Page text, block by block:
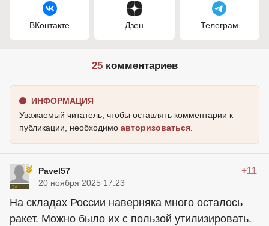
ВКонтакте Дзен Телеграм
25комментариев
ИНФОРМАЦИЯ
Уважаемый читатель, чтобы оставлять комментарии к
публикации, необходимо авторизоваться
Pavel57 +11
20 ноября 2025 17:23
На складах России наверняка много осталось
ракет. Можно было их с пользой утилизировать.